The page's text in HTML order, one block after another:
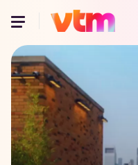
Voor je onze
best je browser
van de
Google